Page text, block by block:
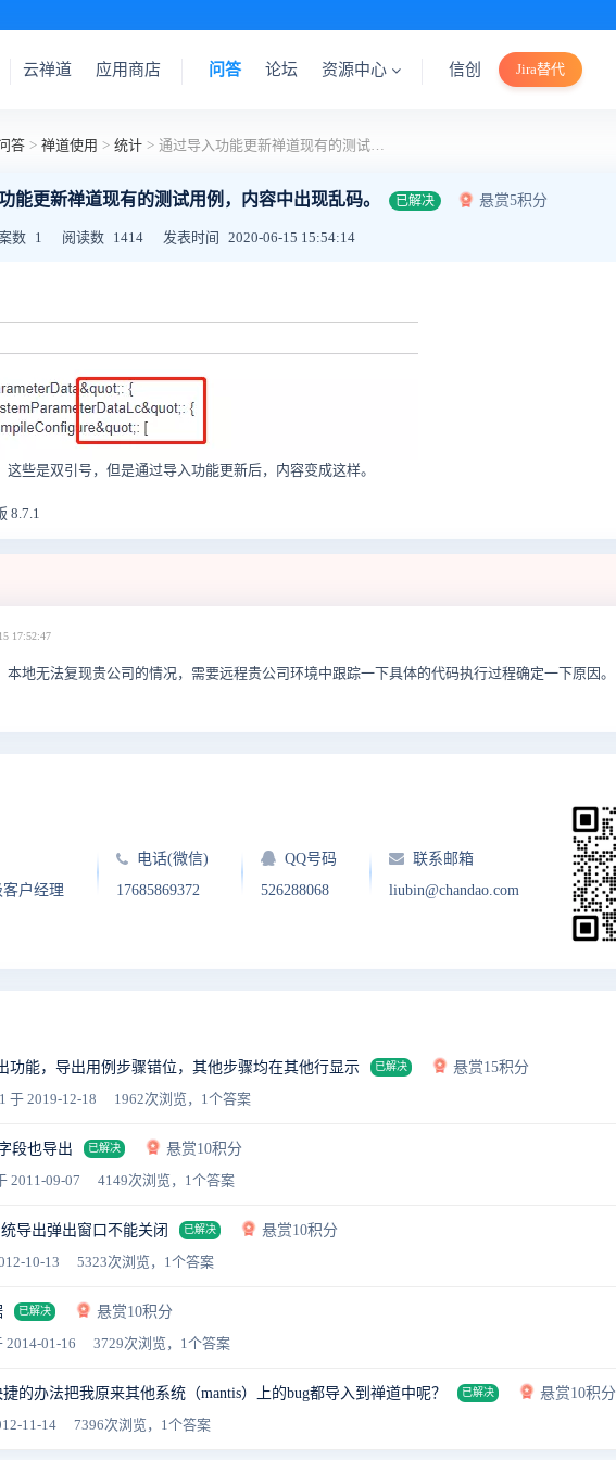
云禅道 应用商店 问答 论坛 资源中心 信创 Jira替代
答 > 禅道使用 > 统计 > 通过导入功能更新禅道现有的测试用例，内容中出现乱码。
能更新禅道现有的测试用例，内容中出现乱码。 已解决 悬赏5积分
数 1 阅读数 1414 发表时间 2020-06-15 15:54:14
这些是双引号，但是通过导入功能更新后，内容变成这样。
8.7.1
17:52:47
本地无法复现贵公司的情况，需要远程贵公司环境中跟踪一下具体的代码执行过程确定一下原因。
户经理
电话(微信)
17685869372
QQ号码
526288068
联系邮箱
liubin@chandao.com
功能，导出用例步骤错位，其他步骤均在其他行显示 已解决
悬赏15积分
于 2019-12-18 1962次浏览，1个答案
段也导出 已解决
悬赏10积分
2011-09-07 4149次浏览，1个答案
统导出弹出窗口不能关闭 已解决
悬赏10积分
10-13 5323次浏览，1个答案
已解决
悬赏10积分
2014-01-16 3729次浏览，1个答案
的办法把我原来其他系统（mantis）上的bug都导入到禅道中呢？ 已解决
悬赏10积分
11-14 7396次浏览，1个答案